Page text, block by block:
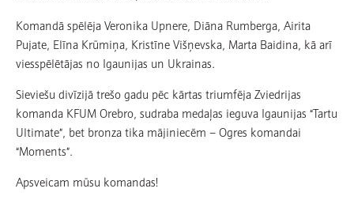
Komandā spēlēja Veronika Upnere, Diāna Rumberga, Airita
Pujate, Elīna Krūmiņa, Kristīne Višņevska, Marta Baidina, kā arī
viesspēlētājas no Igaunijas un Ukrainas.
Sieviešu divīzijā trešo gadu pēc kārtas triumfēja Zviedrijas
komanda KFUM Orebro, sudraba medaļas ieguva Igaunijas “Tartu
Ultimate”, bet bronza tika mājiniecēm – Ogres komandai
“Moments”.
Apsveicam mūsu komandas!